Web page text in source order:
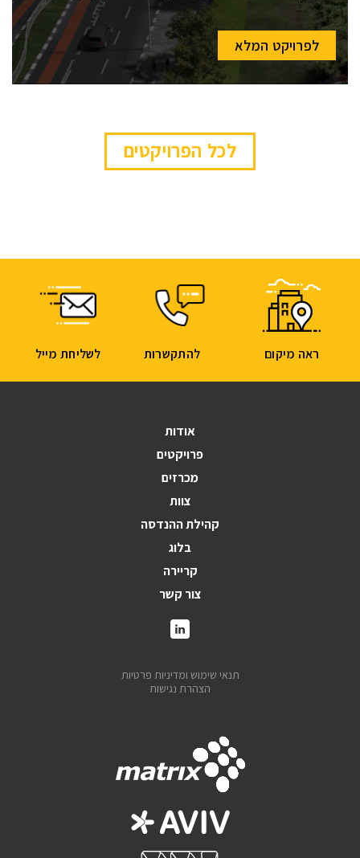
לפרויקט המלא
לכל הפרויקטים
אודות
פרויקטים
מכרזים
צוות
קהילת ההנדסה
בלוג
קריירה
צור קשר
תנאי שימוש ומדיניות פרטיות
הצהרת נגישות
ראה מיקום להתקשרות לשליחת מייל